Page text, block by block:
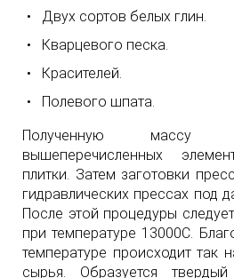
Двух сортов белых глин.
Кварцевого песка.
Красителей.
Полевого шпата.
Полученную массу
вышеперечисленных
плитки. Затем заготовки
гидравлических прессах под
После этой процедуры
при температуре 13000С.
температуре происходит так
сырья. Образуется